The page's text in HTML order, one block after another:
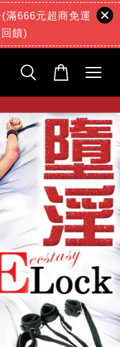
滿666元超商免運
饋)